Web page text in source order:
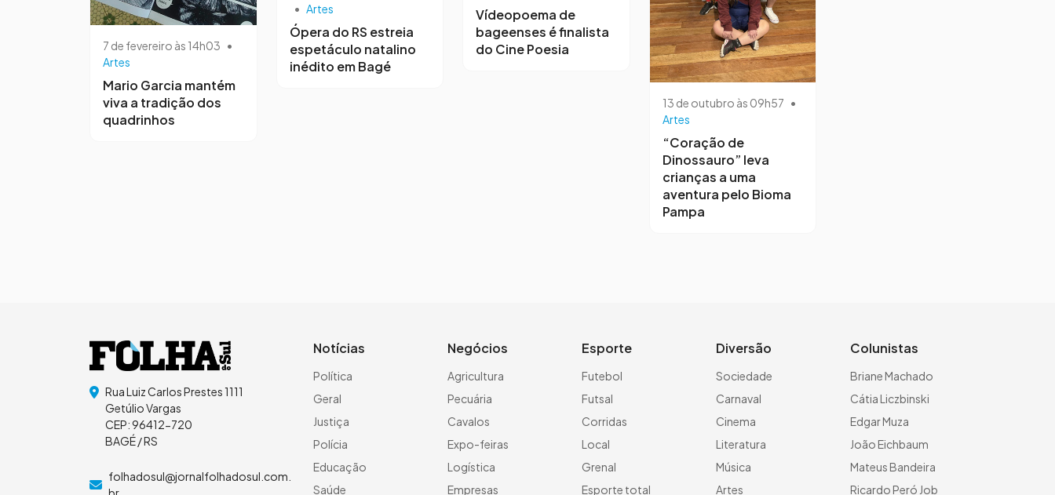
7 de fevereiro às 14h03 •
Artes
Mario Garcia mantém
viva a tradição dos
quadrinhos
• Artes
Ópera do RS estreia
espetáculo natalino
inédito em Bagé
Vídeopoema de
bageenses é finalista
do Cine Poesia
13 de outubro às 09h57 •
Artes
“Coração de
Dinossauro” leva
crianças a uma
aventura pelo Bioma
Pampa
Rua Luiz Carlos Prestes 1111
Getúlio Vargas
CEP: 96412-720
BAGÉ / RS
folhadosul@jornalfolhadosul.com.
Notícias
Política
Geral
Justiça
Polícia
Educação
Saúde
Negócios
Agricultura
Pecuária
Cavalos
Expo-feiras
Logística
Empresas
Esporte
Futebol
Futsal
Corridas
Local
Grenal
Esporte total
Diversão
Sociedade
Carnaval
Cinema
Literatura
Música
Artes
Colunistas
Briane Machado
Cátia Liczbinski
Edgar Muza
João Eichbaum
Mateus Bandeira
Ricardo Peró Job